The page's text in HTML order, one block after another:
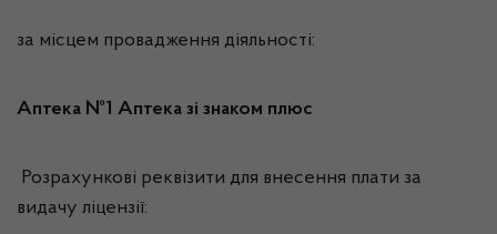
за місцем провадження діяльності:
Аптека №1 Аптека зі знаком плюс
Розрахункові реквізити для внесення плати за
видачу ліцензії: